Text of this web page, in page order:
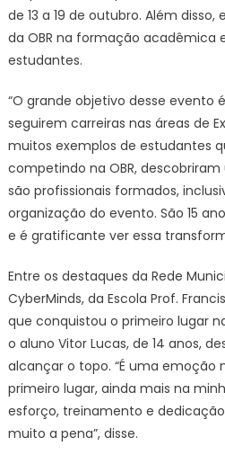
de 13 a 19 de outubro. Além
da OBR na formação acadêmica
estudantes.
“O grande objetivo desse evento
seguirem carreiras nas áreas de
muitos exemplos de estudantes
competindo na OBR,
são profissionais formados,
organização do evento. São 15
e é gratificante ver essa
Entre os destaques da Rede
CyberMinds, da Escola Prof.
que conquistou o primeiro lugar
o aluno Vitor Lucas, de 14 anos,
alcançar o topo. “É uma emoção
primeiro lugar, ainda mais na
esforço, treinamento e
muito a pena”, disse.